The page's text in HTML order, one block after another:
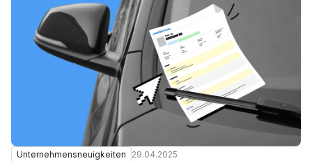
Unternehmensneuigkeiten 29.04.2025